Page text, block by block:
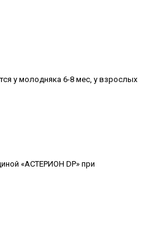
у молодняка 6-8 мес, у взрослых
«АСТЕРИОН DP» при